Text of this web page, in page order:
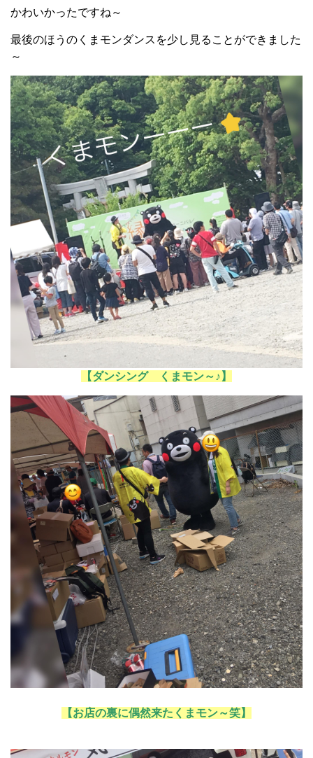
かわいかったですね～
最後のほうのくまモンダンスを少し見ることができました
～
【ダンシング くまモン～♪】
【お店の裏に偶然来たくまモン～笑】